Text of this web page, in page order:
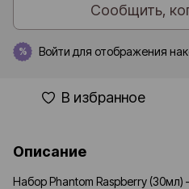
Сообщить,
% Войти для отображения
В избранное
Описание
Набор Phantom Raspberry